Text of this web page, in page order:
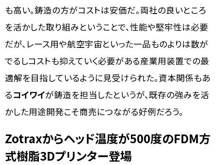
も高い。鋳造の方がコストは安価だ。両社の良いところ
を活かした取り組みということで、性能や堅牢性は必要
だが、レース用や航空宇宙といった一品ものよりは数が
でるしコストも抑えていく必要がある産業用装置での最
適解を目指しているように見受けられた。資本関係もあ
るコイワイが鋳造を担当したというが、既存の強みを活
かした用途開発こそ商売につながる好例だろう。
Zotraxからヘッド温度が500度のFDM方
式樹脂3Dプリンター登場